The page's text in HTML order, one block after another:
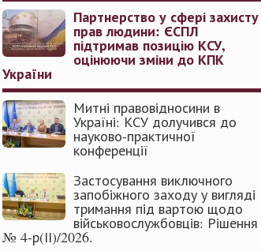
Партнерство у сфері захисту
прав людини: ЄСПЛ
підтримав позицію КСУ,
оцінюючи зміни до КПК
України
Митні правовідносини в
Україні: КСУ долучився до
науково-практичної
конференції
Застосування виключного
запобіжного заходу у вигляді
тримання під вартою щодо
військовослужбовців: Рішення
№ 4-р(ІІ)/2026.